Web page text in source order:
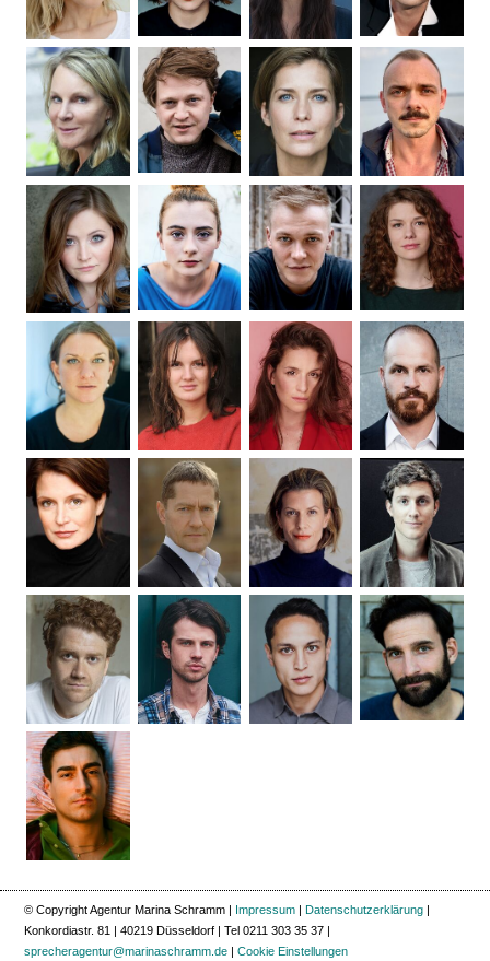
© Copyright Agentur Marina Schramm | Impressum Datenschutzerklärung
Konkordiastr. 81 | 40219 Düsseldorf | Tel 0211 303 35 37 |
sprecheragentur@marinaschramm.de |Cookie Einstellungen